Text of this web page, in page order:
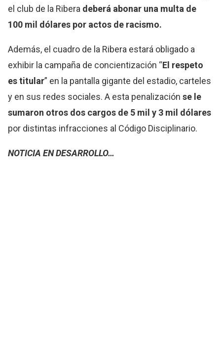
el club de la Ribera deberá abonar una multa de
100 mil dólares por actos de racismo.
Además, el cuadro de la Ribera estará obligado a
exhibir la campaña de concientización “El respeto
es titular” en la pantalla gigante del estadio, carteles
y en sus redes sociales. A esta penalizaciónse le
sumaron otros dos cargos de 5 mil y 3 mil dólares
por distintas infracciones al Código Disciplinario.
NOTICIA EN DESARROLLO…